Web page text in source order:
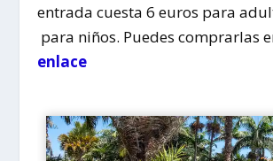
entrada cuesta 6 euros para
para niños. Puedes comprarlas
enlace